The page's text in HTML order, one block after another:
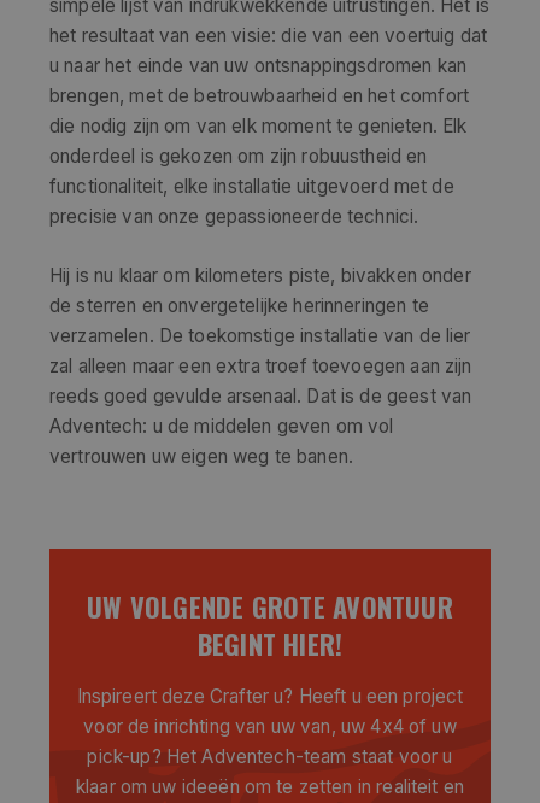
simpele lijst van indrukwekkende uitrustingen. Het is
het resultaat van een visie: die van een voertuig dat
u naar het einde van uw ontsnappingsdromen kan
brengen, met de betrouwbaarheid en het comfort
die nodig zijn om van elk moment te genieten. Elk
onderdeel is gekozen om zijn robuustheid en
functionaliteit, elke installatie uitgevoerd met de
precisie van onze gepassioneerde technici.
Hij is nu klaar om kilometers piste, bivakken onder
de sterren en onvergetelijke herinneringen te
verzamelen. De toekomstige installatie van de lier
zal alleen maar een extra troef toevoegen aan zijn
reeds goed gevulde arsenaal. Dat is de geest van
Adventech: u de middelen geven om vol
vertrouwen uw eigen weg te banen.
UW VOLGENDE GROTE AVONTUUR
BEGINT HIER!
Inspireert deze Crafter u? Heeft u een project
voor de inrichting van uw van, uw 4x4 of uw
pick-up? Het Adventech-team staat voor u
klaar om uw ideeën om te zetten in realiteit en